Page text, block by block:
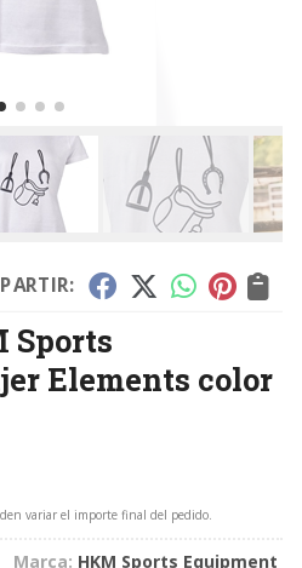
Sports
Elements color
variar el importe final del pedido.
Marca: HKM Sports Equipment